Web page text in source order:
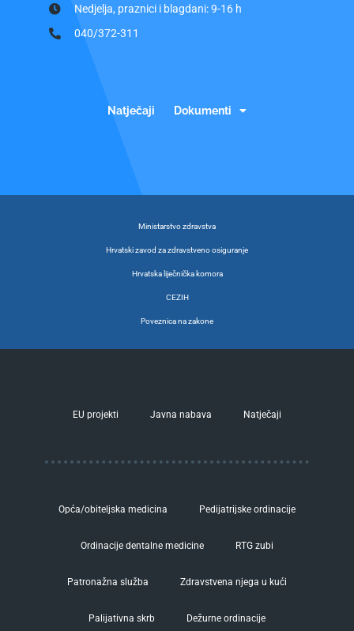
Nedjelja, praznici i blagdani: 9-16 h
040/372-311
Natječaji Dokumenti
Ministarstvo zdravstva
Hrvatski zavod za zdravstveno osiguranje
Hrvatska liječnička komora
CEZIH
Poveznica na zakone
EU projekti Javna nabava Natječaji
Opća/obiteljska medicina Pedijatrijske ordinacije
Ordinacije dentalne medicine RTG zubi
Patronažna služba Zdravstvena njega u kući
Palijativna skrb Dežurne ordinacije